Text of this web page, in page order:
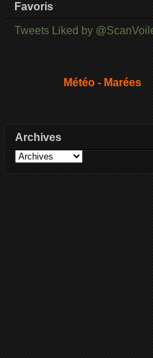
Favoris
Tweets Liked by
Météo - Marées
Archives